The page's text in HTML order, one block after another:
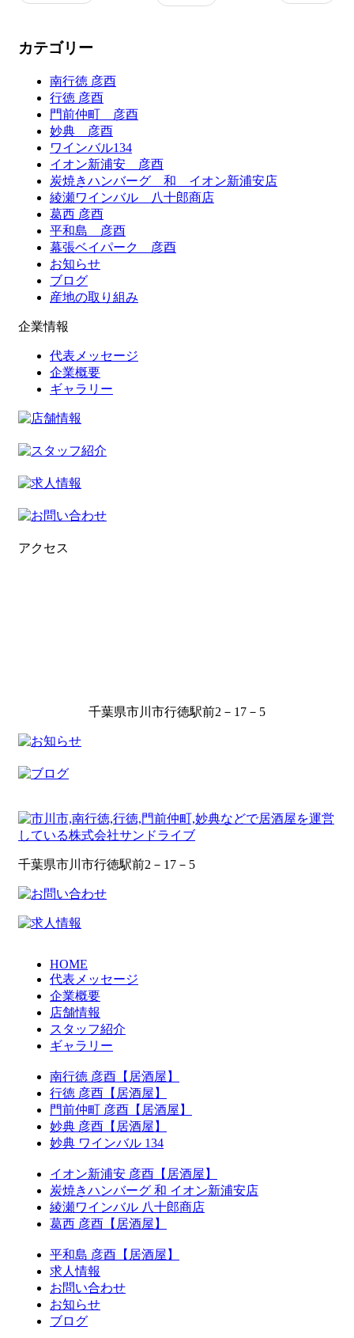
カテゴリー
南行徳 彦酉
行徳 彦酉
門前仲町 彦酉
妙典 彦酉
ワインバル134
イオン新浦安 彦酉
炭焼きハンバーグ 和 イオン新浦安店
綾瀬ワインバル 八十郎商店
葛西 彦酉
平和島 彦酉
幕張ベイパーク 彦酉
お知らせ
ブログ
産地の取り組み
企業情報
代表メッセージ
企業概要
ギャラリー
アクセス
千葉県市川市行徳駅前2－17－5
千葉県市川市行徳駅前2－17－5
HOME
代表メッセージ
企業概要
店舗情報
スタッフ紹介
ギャラリー
南行徳 彦酉【居酒屋】
行徳 彦酉【居酒屋】
門前仲町 彦酉【居酒屋】
妙典 彦酉【居酒屋】
妙典 ワインバル 134
イオン新浦安 彦酉【居酒屋】
炭焼きハンバーグ 和 イオン新浦安店
綾瀬ワインバル 八十郎商店
葛西 彦酉【居酒屋】
平和島 彦酉【居酒屋】
求人情報
お問い合わせ
お知らせ
ブログ